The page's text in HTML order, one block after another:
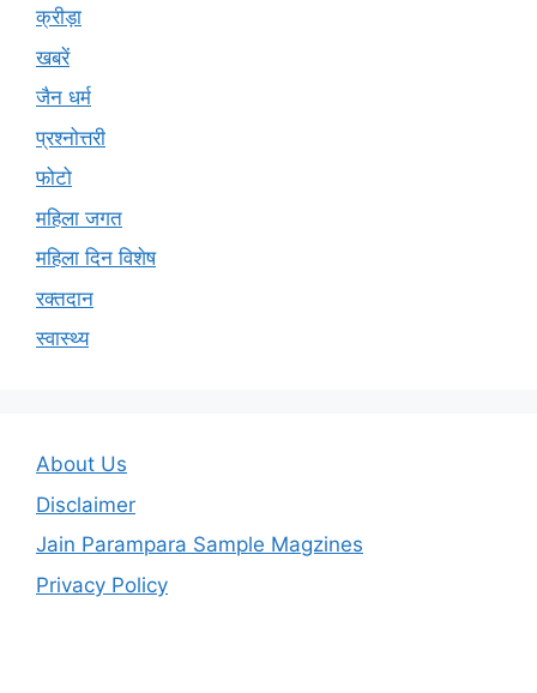
क्रीड़ा
खबरें
जैन धर्म
प्रश्नोत्तरी
फोटो
महिला जगत
महिला दिन विशेष
रक्तदान
स्वास्थ्य
About Us
Disclaimer
Jain Parampara Sample Magzines
Privacy Policy